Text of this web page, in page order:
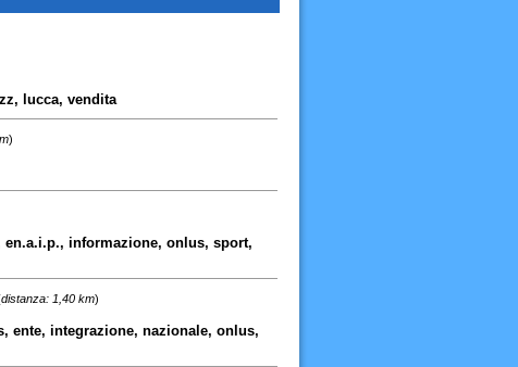
lucca, vendita
)
informazione, onlus, sport,
distanza: 1,40 km)
ente, integrazione, nazionale, onlus,